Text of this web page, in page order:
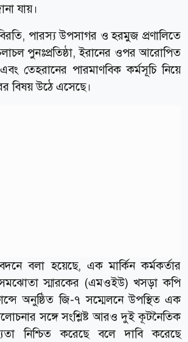
যায়।
পারস্য উপসাগর ও হরমুজ প্রণালিতে
পুনঃপ্রতিষ্ঠা, ইরানের ওপর আরোপিত
এবং তেহরানের পারমাণবিক কর্মসূচি নিয়ে
বিষয় উঠে এসেছে।
বলা হয়েছে, এক মার্কিন কর্মকর্তার
স্মারকের (এমওইউ) খসড়া কপি
অনুষ্ঠিত জি-৭ সম্মেলনে উপস্থিত এক
সঙ্গে সংশ্লিষ্ট আরও দুই কূটনৈতিক
নিশ্চিত করেছে বলে দাবি করেছে